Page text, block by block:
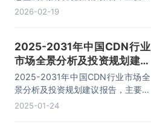
括行业平台系统设计分析、应用领域
2026-02-19
2025-2031年中国CDN行业
市场全景分析及投资规划建议
报告
2025-2031年中国CDN行业市场全
景分析及投资规划建议报告，主要包
括行业平台系统设计分析、应用领域
2025-01-24